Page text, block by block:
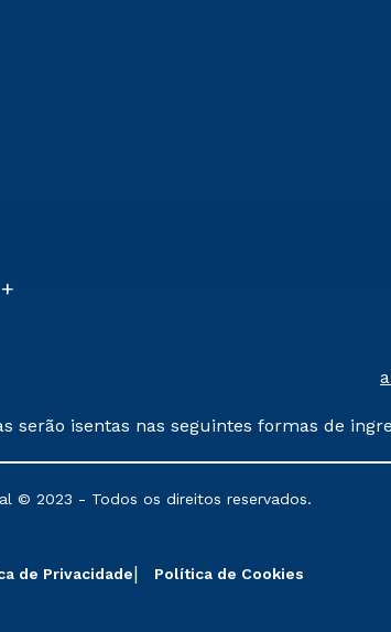
serão isentas nas seguintes formas de
institucionais poderão sofrer
© 2023 - Todos os direitos reservados.
de Privacidade Política de Cookies